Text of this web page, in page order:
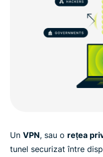
Un VPN, sau o rețea
tunel securizat între